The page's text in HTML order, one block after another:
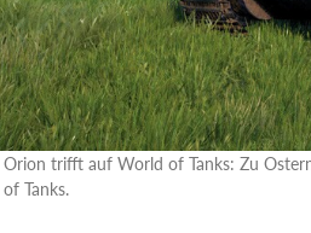
trifft auf World of Tanks: Zu
Tanks.